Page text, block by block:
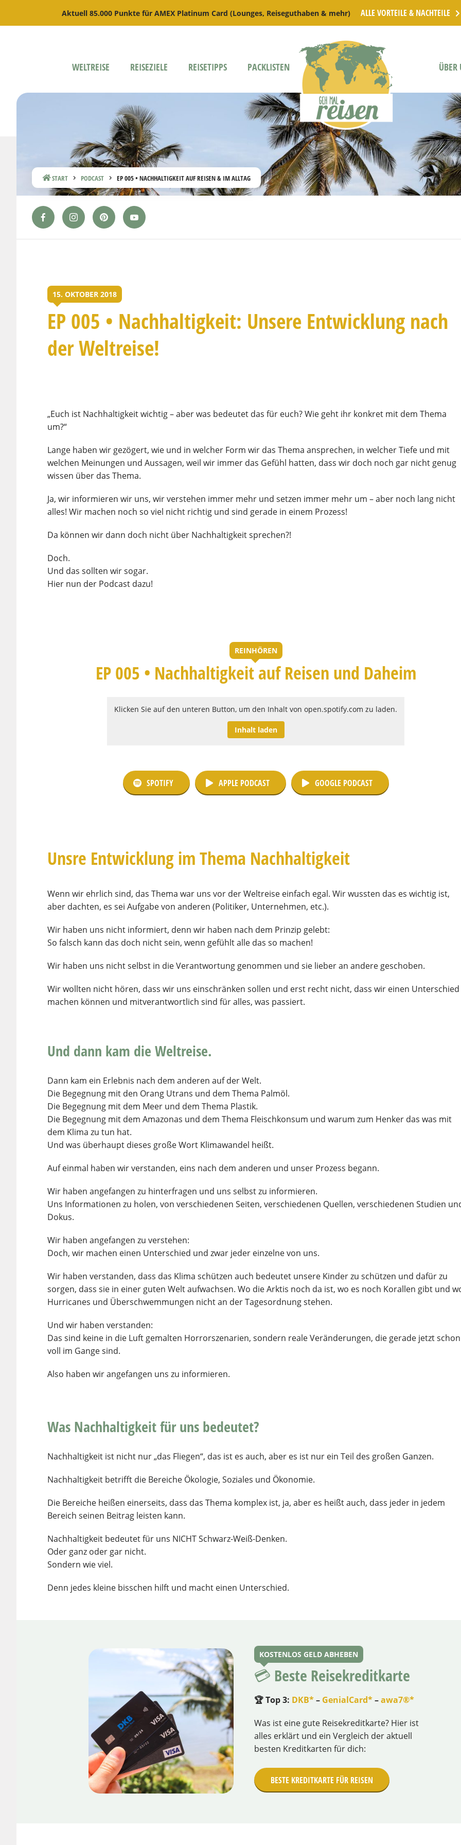
Aktuell 85.000 Punkte für AMEX Platinum Card (Lounges, Reiseguthaben & mehr) ALLE VORTEILE & NACHTEILE
WELTREISE REISEZIELE REISETIPPS PACKLISTEN ÜBER
START PODCAST EP 005 • NACHHALTIGKEIT AUF REISEN & IM ALLTAG
15. OKTOBER 2018
EP 005 • Nachhaltigkeit: Unsere Entwicklung nach
der Weltreise!
„Euch ist Nachhaltigkeit wichtig – aber was bedeutet das für euch? Wie geht ihr konkret mit dem Thema
um?“
Lange haben wir gezögert, wie und in welcher Form wir das Thema ansprechen, in welcher Tiefe und mit
welchen Meinungen und Aussagen, weil wir immer das Gefühl hatten, dass wir doch noch gar nicht genug
wissen über das Thema.
Ja, wir informieren wir uns, wir verstehen immer mehr und setzen immer mehr um – aber noch lang nicht
alles! Wir machen noch so viel nicht richtig und sind gerade in einem Prozess!
Da können wir dann doch nicht über Nachhaltigkeit sprechen?!
Doch.
Und das sollten wir sogar.
Hier nun der Podcast dazu!
REINHÖREN
EP 005 • Nachhaltigkeit auf Reisen und Daheim
Klicken Sie auf den unteren Button, um den Inhalt von open.spotify.com zu laden.
Inhalt laden
SPOTIFY APPLE PODCAST GOOGLE PODCAST
Unsre Entwicklung im Thema Nachhaltigkeit
Wenn wir ehrlich sind, das Thema war uns vor der Weltreise einfach egal. Wir wussten das es wichtig ist,
aber dachten, es sei Aufgabe von anderen (Politiker, Unternehmen, etc.).
Wir haben uns nicht informiert, denn wir haben nach dem Prinzip gelebt:
So falsch kann das doch nicht sein, wenn gefühlt alle das so machen!
Wir haben uns nicht selbst in die Verantwortung genommen und sie lieber an andere geschoben.
Wir wollten nicht hören, dass wir uns einschränken sollen und erst recht nicht, dass wir einen Unterschied
machen können und mitverantwortlich sind für alles, was passiert.
Und dann kam die Weltreise.
Dann kam ein Erlebnis nach dem anderen auf der Welt.
Die Begegnung mit den Orang Utrans und dem Thema Palmöl.
Die Begegnung mit dem Meer und dem Thema Plastik.
Die Begegnung mit dem Amazonas und dem Thema Fleischkonsum und warum zum Henker das was mit
dem Klima zu tun hat.
Und was überhaupt dieses große Wort Klimawandel heißt.
Auf einmal haben wir verstanden, eins nach dem anderen und unser Prozess begann.
Wir haben angefangen zu hinterfragen und uns selbst zu informieren.
Uns Informationen zu holen, von verschiedenen Seiten, verschiedenen Quellen, verschiedenen Studien
Dokus.
Wir haben angefangen zu verstehen:
Doch, wir machen einen Unterschied und zwar jeder einzelne von uns.
Wir haben verstanden, dass das Klima schützen auch bedeutet unsere Kinder zu schützen und dafür zu
sorgen, dass sie in einer guten Welt aufwachsen. Wo die Arktis noch da ist, wo es noch Korallen gibt und
Hurricanes und Überschwemmungen nicht an der Tagesordnung stehen.
Und wir haben verstanden:
Das sind keine in die Luft gemalten Horrorszenarien, sondern reale Veränderungen, die gerade jetzt schon
voll im Gange sind.
Also haben wir angefangen uns zu informieren.
Was Nachhaltigkeit für uns bedeutet?
Nachhaltigkeit ist nicht nur „das Fliegen“, das ist es auch, aber es ist nur ein Teil des großen Ganzen.
Nachhaltigkeit betrifft die Bereiche Ökologie, Soziales und Ökonomie.
Die Bereiche heißen einerseits, dass das Thema komplex ist, ja, aber es heißt auch, dass jeder in jedem
Bereich seinen Beitrag leisten kann.
Nachhaltigkeit bedeutet für uns NICHT Schwarz-Weiß-Denken.
Oder ganz oder gar nicht.
Sondern wie viel.
Denn jedes kleine bisschen hilft und macht einen Unterschied.
KOSTENLOS GELD ABHEBEN
💳 Beste Reisekreditkarte
🏆 Top 3: DKB*– GenialCard*–awa7®*
Was ist eine gute Reisekreditkarte? Hier ist
alles erklärt und ein Vergleich der aktuell
besten Kreditkarten für dich:
BESTE KREDITKARTE FÜR REISEN